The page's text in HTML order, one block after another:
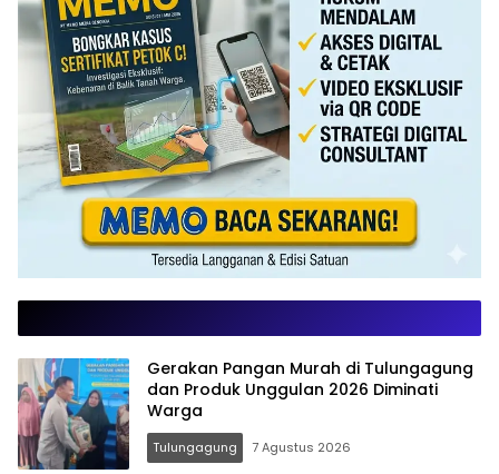
Gerakan Pangan Murah di Tulungagung
dan Produk Unggulan 2026 Diminati
Warga
Tulungagung 7 Agustus 2026